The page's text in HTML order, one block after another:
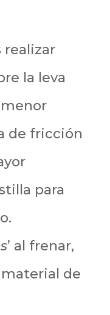
realizar
la leva
menor
de fricción
para
’ al frenar,
de